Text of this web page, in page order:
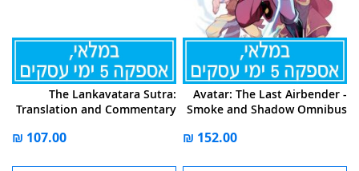
Avatar: The Last Airbender -
Smoke and Shadow Omnibus
The Lankavatara Sutra:
Translation and Commentary